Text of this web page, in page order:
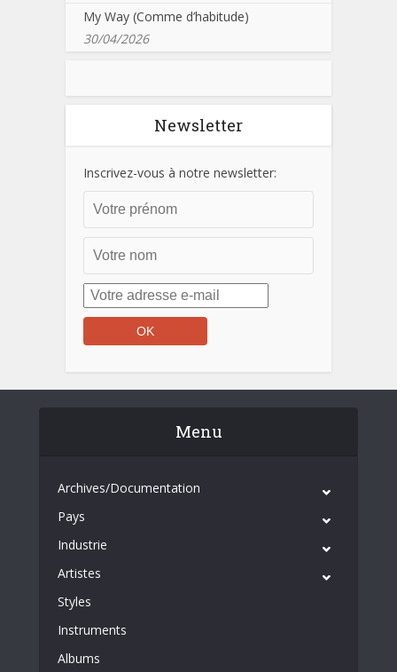
My Way (Comme d’habitude)
30/04/2026
Newsletter
Inscrivez-vous à notre newsletter:
Menu
Archives/Documentation
Pays
Industrie
Artistes
Styles
Instruments
Albums